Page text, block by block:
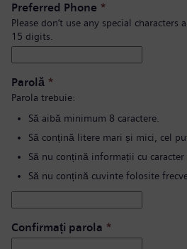
Preferred Phone *
Please don’t use any special
15 digits.
Parolă *
Parola trebuie:
Să aibă minimum 8 caractere.
Să conțină litere mari și mici, cel
Să nu conțină informații cu caracter
Să nu conțină cuvinte folosite
Confirmați parola *